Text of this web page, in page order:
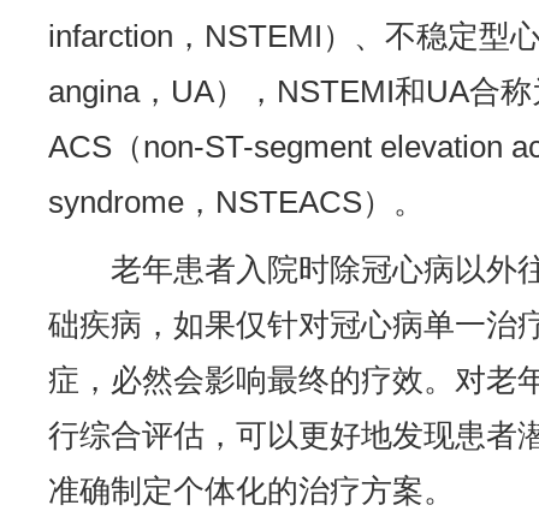
infarction，NSTEMI）、不稳定型
angina，UA），NSTEMI和UA合
ACS（non-ST-segment elevation
syndrome，NSTEACS）。
老年患者入院时除冠心病以外
础疾病，如果仅针对冠心病单一治
症，必然会影响最终的疗效。对老
行综合评估，可以更好地发现患者
准确制定个体化的治疗方案。